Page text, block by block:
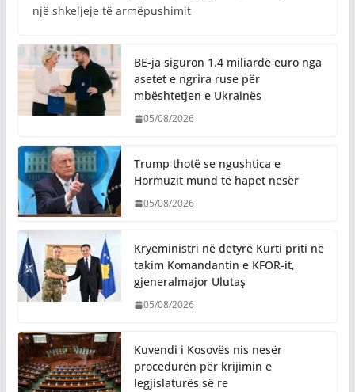
një shkeljeje të armëpushimit
BE-ja siguron 1.4 miliardë euro nga
asetet e ngrira ruse për
mbështetjen e Ukrainës
05/08/2026
Trump thotë se ngushtica e
Hormuzit mund të hapet nesër
05/08/2026
Kryeministri në detyrë Kurti priti në
takim Komandantin e KFOR-it,
gjeneralmajor Ulutaş
05/08/2026
Kuvendi i Kosovës nis nesër
procedurën për krijimin e
legjislaturës së re